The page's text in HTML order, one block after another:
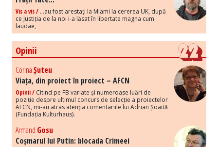
Vis a vis / ...au fost arestați la Miami la cererea UK, după
ce Justiția de la noi i-a lăsat în libertate magna cum
laudae,
Opinii
CorinaȘuteu
Viața, din proiect în proiect – AFCN
Opinii / Citind pe FB variate și numeroase luări de
poziție despre ultimul concurs de selecție a proiectelor
AFCN, mi-au atras atenția comentariile lui Adrian Șoaită
(Fundația Kulturhaus).
Armand Gosu
Coșmarul lui Putin: blocada Crimeei